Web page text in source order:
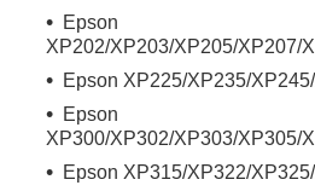
Epson
XP202/XP203/XP205/XP207/
Epson XP225/XP235/
Epson
XP300/XP302/XP303/XP305/
Epson XP315/XP322/